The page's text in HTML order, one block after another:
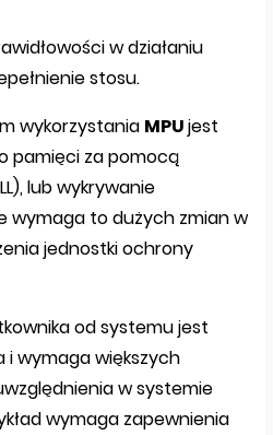
w działaniu
stosu.
wykorzystania MPUjest
pamięci za pomocą
lub wykrywanie
wymaga to dużych zmian w
jednostki ochrony
od systemu jest
i wymaga większych
w systemie
wymaga zapewnienia